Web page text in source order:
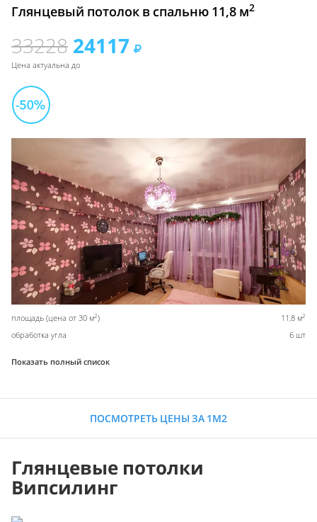
Глянцевый потолок в спальню 11,8 м2
33228 24117
Цена актуальна до
площадь (цена от 30 м2) 11,8 м2
обработка угла 6 шт
Показать полный список
ПОСМОТРЕТЬ ЦЕНЫ ЗА 1М2
Глянцевые потолки
Випсилинг